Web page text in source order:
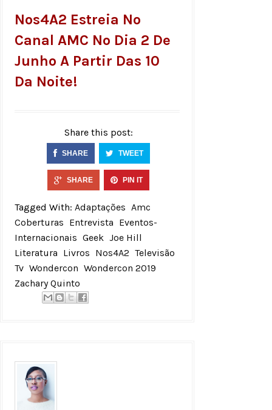
Nos4A2 Estreia No
Canal AMC No Dia 2 De
Junho A Partir Das 10
Da Noite!
Share this post:
SHARE TWEET
SHARE PIN IT
Tagged With: Adaptações Amc
Coberturas Entrevista Eventos-
Internacionais Geek Joe Hill
Literatura Livros Nos4A2 Televisão
Tv Wondercon Wondercon 2019
Zachary Quinto